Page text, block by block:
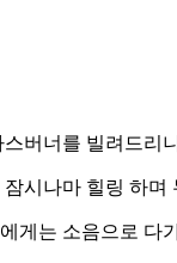
버너를 빌려드리
시나마 힐링 하
게는 소음으로